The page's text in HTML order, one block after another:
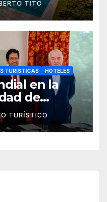
TITO
TURÍSTICAS HOTELES
en la
de
y
TURÍSTICO